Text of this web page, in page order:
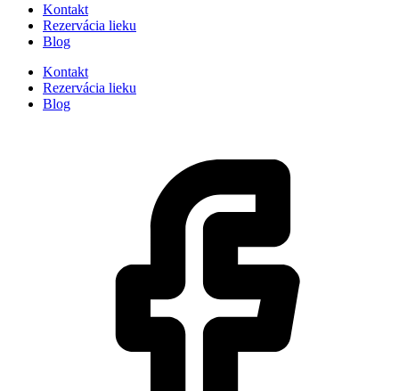
Kontakt
Rezervácia lieku
Blog
Kontakt
Rezervácia lieku
Blog